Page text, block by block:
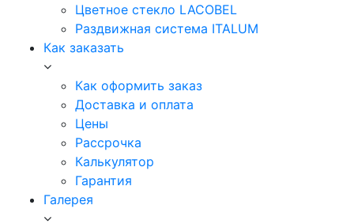
Цветное стекло LACOBEL
Раздвижная система ITALUM
Как заказать
Как оформить заказ
Доставка и оплата
Цены
Рассрочка
Калькулятор
Гарантия
Галерея